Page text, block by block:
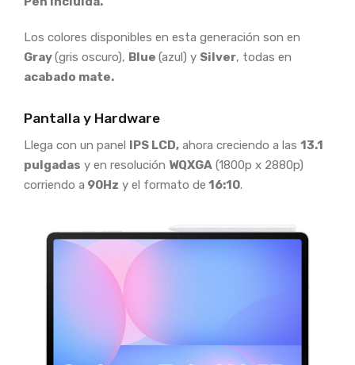
Los colores disponibles en esta generación son en
Gray(gris oscuro), Blue (azul) y Silver, todas en
acabado mate.
Pantalla y Hardware
Llega con un panel IPS LCD, ahora creciendo a las 13.1
pulgadas y en resolución WQXGA (1800p x 2880p)
corriendo a 90Hz y el formato de 16:10.